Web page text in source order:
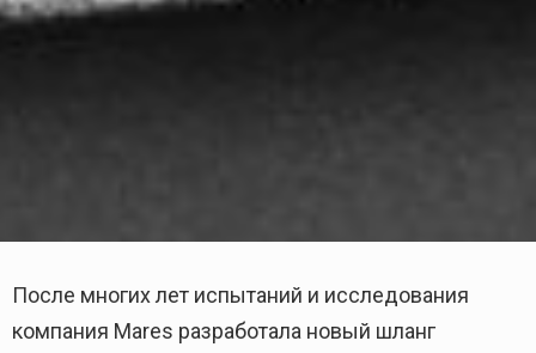
После многих лет испытаний и исследования
компания Mares разработала новый шланг